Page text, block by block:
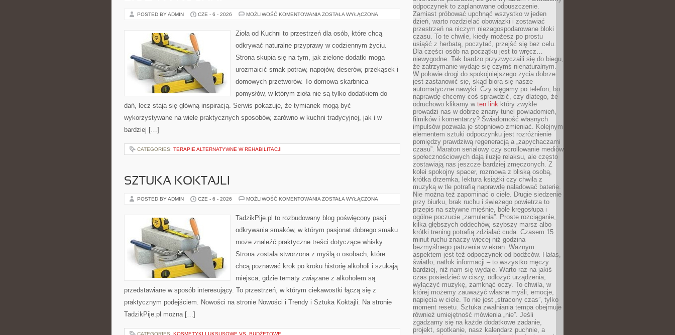
POSTED BY ADMIN CZE - 6 - 2026 MOŻLIWOŚĆ KOMENTOWANIA ZIOŁA
ZOSTAŁA WYŁĄCZONA
Zioła od Kuchni to przestrzeń dla osób, które chcą
odkrywać naturalne przyprawy w codziennym życiu.
Strona skupia się na tym, jak zielone dodatki mogą
urozmaicić smak potraw, napojów, deserów, przekąsek i
domowych przetworów. To domowa skarbnica
pomysłów, w którym zioła nie są tylko dodatkiem do
dań, lecz stają się główną inspiracją. Serwis pokazuje, że tymianek mogą być
wykorzystywane na wiele praktycznych sposobów, zarówno w kuchni tradycyjnej, jak i w
bardziej […]
CATEGORIES: TERAPIE ALTERNATYWNE W REHABILITACJI
SZTUKA KOKTAJLI
POSTED BY ADMIN CZE - 6 - 2026 MOŻLIWOŚĆ KOMENTOWANIA SZTUKA
ZOSTAŁA WYŁĄCZONA
TadzikPije.pl to rozbudowany blog poświęcony pasji
odkrywania smaków, w którym pasjonat dobrego smaku
może znaleźć praktyczne treści dotyczące whisky.
Strona została stworzona z myślą o osobach, które
chcą poznawać krok po kroku historię alkoholi i szukają
miejsca, gdzie tematy związane z alkoholem są
przedstawiane w sposób interesujący. To przestrzeń, w którym ciekawostki łączą się z
praktycznym podejściem. Nowości na stronie Nowości i Trendy i Sztuka Koktajli. Na stronie
TadzikPije.pl można […]
CATEGORIES: KOSMETYKI LUKSUSOWE VS. BUDŻETOWE
odpoczynek to zaplanowane odpuszczenie.
Zamiast próbować upchnąć wszystko w jeden
dzień, warto rozdzielać obowiązki i zostawiać
przestrzeń na niczym niezagospodarowane bloki
czasu. To te chwile, kiedy możesz po prostu
usiąść z herbatą, poczytać, przejść się bez celu.
Dla części osób na początku jest to wręcz…
niewygodne. Tak bardzo przyzwyczaili się do biegu,
że zatrzymanie wydaje się czymś nienaturalnym.
W połowie drogi do spokojniejszego życia dobrze
jest zastanowić się, skąd biorą się nasze
automatyczne nawyki. Czy sięgamy po telefon, bo
naprawdę chcemy coś sprawdzić, czy dlatego, że
odruchowo klikamy w ten link który zwykle
prowadzi nas w dobrze znany tunel powiadomień,
filmików i komentarzy? Świadomość własnych
impulsów pozwala je stopniowo zmieniać. Kolejnym
elementem sztuki odpoczynku jest rozróżnienie
pomiędzy prawdziwą regeneracją a „zapychaczami
czasu”. Maraton serialowy czy scrollowanie mediów
społecznościowych dają iluzję relaksu, ale często
zostawiają nas jeszcze bardziej zmęczonych. Z
kolei spokojny spacer, rozmowa z bliską osobą,
krótka drzemka, lektura książki czy chwila z
muzyką w tle potrafią naprawdę naładować baterie.
Nie można też zapominać o ciele. Długie siedzenie
przy biurku, brak ruchu i świeżego powietrza to
przepis na sztywne mięśnie, bóle kręgosłupa i
ogólne poczucie „zamulenia”. Proste rozciąganie,
kilka głębszych oddechów, szybszy marsz albo
krótki trening potrafią zdziałać cuda. Czasem 15
minut ruchu znaczy więcej niż godzina
bezmyślnego patrzenia w ekran. Ważnym
aspektem jest też odpoczynek od bodźców. Hałas,
światło, natłok informacji – to wszystko męczy
bardziej, niż nam się wydaje. Warto raz na jakiś
czas posiedzieć w ciszy, odłożyć urządzenia,
wyłączyć muzykę, zamknąć oczy. To chwila, w
której możemy zauważyć własne myśli, emocje,
napięcia w ciele. To nie jest „stracony czas”, tylko
moment resetu. Sztuka zwalniania tempa obejmuje
również umiejętność mówienia „nie”. Jeśli
zgadzamy się na każde dodatkowe zadanie,
projekt, spotkanie, nasz kalendarz puchnie, a